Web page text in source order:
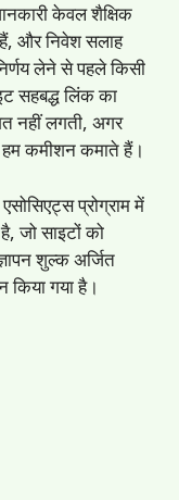
केवल शैक्षिक
हैं, और निवेश सलाह
लेने से पहले किसी
सहबद्ध लिंक का
नहीं लगती, अगर
कमीशन कमाते हैं।
प्रोग्राम में
जो साइटों को
शुल्क अर्जित
गया है।